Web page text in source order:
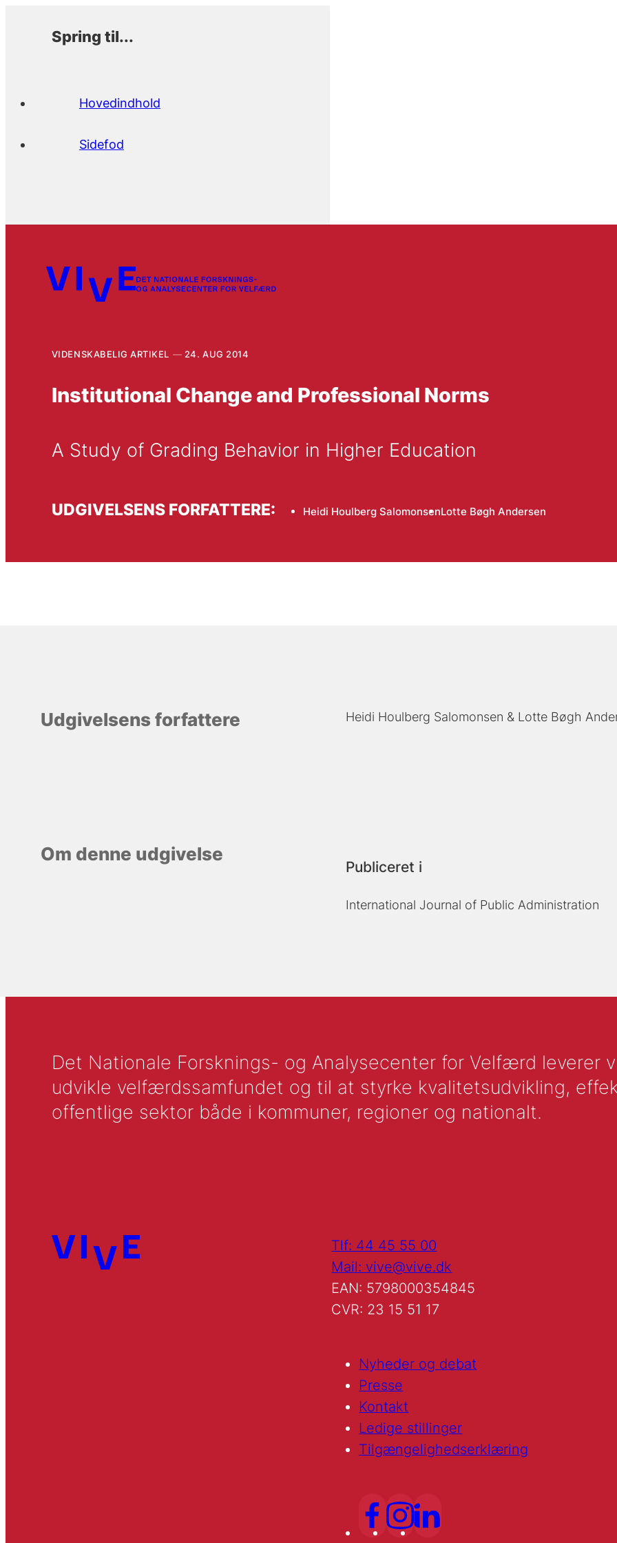
Spring til...
Hovedindhold
Sidefod
VIDENSKABELIG ARTIKEL 24. AUG 2014
Institutional Change and Professional Norms
A Study of Grading Behavior in Higher Education
UDGIVELSENS FORFATTERE: Heidi Houlberg SalomonsenLotte Bøgh Andersen
Udgivelsens forfattere Heidi Houlberg Salomonsen Lotte Bøgh
Om denne udgivelse
Publiceret i
International Journal of Public Administration
Det Nationale Forsknings- og Analysecenter for Velfærd leverer
udvikle velfærdssamfundet og til at styrke kvalitetsudvikling,
offentlige sektor både i kommuner, regioner og nationalt.
Tlf: 44 45 55 00
Mail: vive@vive.dk
EAN: 5798000354845
CVR: 23 15 51 17
Nyheder og debat
Presse
Kontakt
Ledige stillinger
Tilgængelighedserklæring